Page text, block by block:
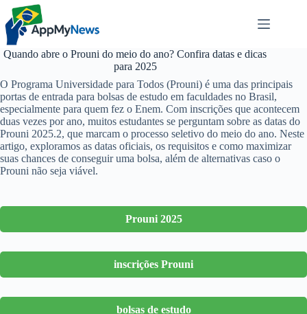
Pular
para
conteúdo
Quando abre o Prouni do meio do ano? Confira datas e dicas
para 2025
O Programa Universidade para Todos (Prouni) é uma das principais
portas de entrada para bolsas de estudo em faculdades no Brasil,
especialmente para quem fez o Enem. Com inscrições que acontecem
duas vezes por ano, muitos estudantes se perguntam sobre as datas do
Prouni 2025.2, que marcam o processo seletivo do meio do ano. Neste
artigo, exploramos as datas oficiais, os requisitos e como maximizar
suas chances de conseguir uma bolsa, além de alternativas caso o
Prouni não seja viável.
Prouni 2025
inscrições Prouni
bolsas de estudo